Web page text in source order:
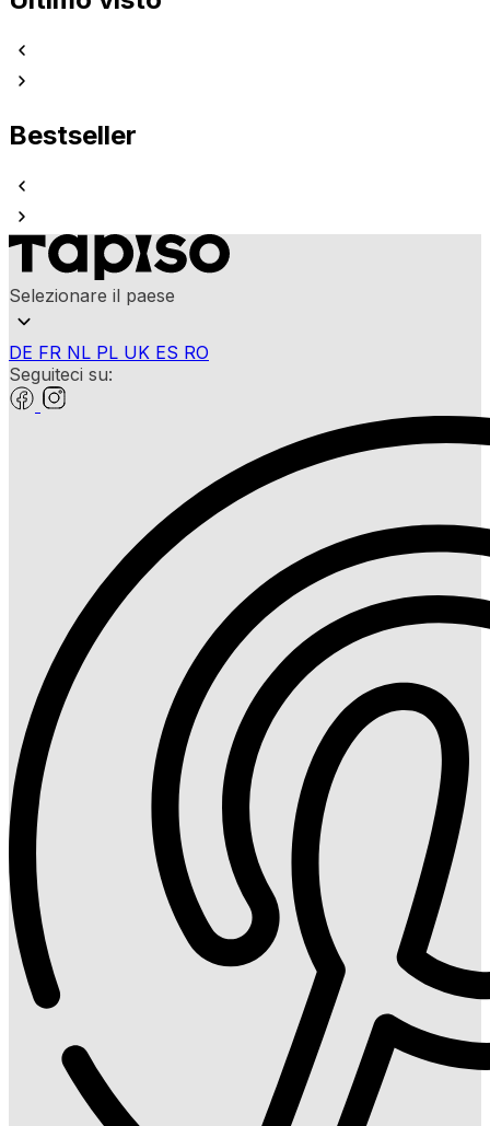
Bestseller
Selezionare il paese
DE FR NL PL UK ES RO
Seguiteci su: